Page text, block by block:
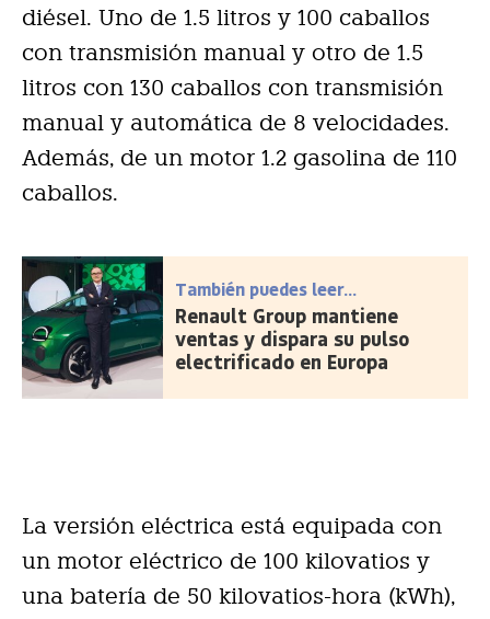
diésel. Uno de 1.5 litros y 100 caballos
con transmisión manual y otro de 1.5
litros con 130 caballos con transmisión
manual y automática de 8 velocidades.
Además, de un motor 1.2 gasolina de 110
caballos.
También puedes leer...
Renault Group mantiene
ventas y dispara su pulso
electrificado en Europa
La versión eléctrica está equipada con
un motor eléctrico de 100 kilovatios y
una batería de 50 kilovatios-hora (kWh),